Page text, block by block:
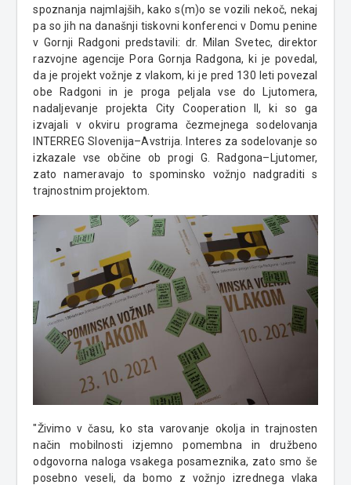
spoznanja najmlajših, kako s(m)o se vozili nekoč, nekaj
pa so jih na današnji tiskovni konferenci v Domu penine
v Gornji Radgoni predstavili: dr. Milan Svetec, direktor
razvojne agencije Pora Gornja Radgona, ki je povedal,
da je projekt vožnje z vlakom, ki je pred 130 leti povezal
obe Radgoni in je proga peljala vse do Ljutomera,
nadaljevanje projekta City Cooperation II, ki so ga
izvajali v okviru programa čezmejnega sodelovanja
INTERREG Slovenija–Avstrija. Interes za sodelovanje so
izkazale vse občine ob progi G. Radgona–Ljutomer,
zato nameravajo to spominsko vožnjo nadgraditi s
trajnostnim projektom.
"Živimo v času, ko sta varovanje okolja in trajnosten
način mobilnosti izjemno pomembna in družbeno
odgovorna naloga vsakega posameznika, zato smo še
posebno veseli, da bomo z vožnjo izrednega vlaka